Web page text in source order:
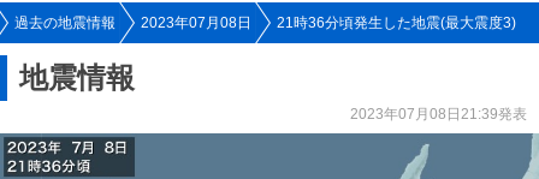
過去の地震情報 2023年07月08日 21時36分頃発生した地震(最大震度3)
地震情報
2023年07月08日21:39発表